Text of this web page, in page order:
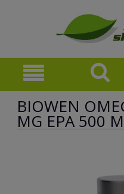
BIOWEN
MG EPA 500